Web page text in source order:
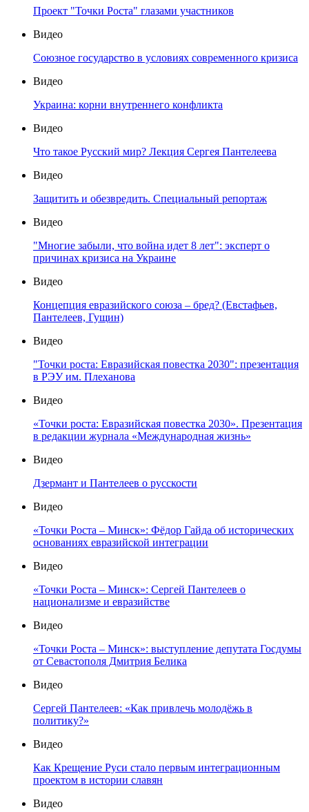
Проект "Точки Роста" глазами участников
Видео
Союзное государство в условиях современного кризиса
Видео
Украина: корни внутреннего конфликта
Видео
Что такое Русский мир? Лекция Сергея Пантелеева
Видео
Защитить и обезвредить. Специальный репортаж
Видео
"Многие забыли, что война идет 8 лет": эксперт о
причинах кризиса на Украине
Видео
Концепция евразийского союза – бред? (Евстафьев,
Пантелеев, Гущин)
Видео
"Точки роста: Евразийская повестка 2030": презентация
в РЭУ им. Плеханова
Видео
«Точки роста: Евразийская повестка 2030». Презентация
в редакции журнала «Международная жизнь»
Видео
Дзермант и Пантелеев о русскости
Видео
«Точки Роста – Минск»: Фёдор Гайда об исторических
основаниях евразийской интеграции
Видео
«Точки Роста – Минск»: Сергей Пантелеев о
национализме и евразийстве
Видео
«Точки Роста – Минск»: выступление депутата Госдумы
от Севастополя Дмитрия Белика
Видео
Сергей Пантелеев: «Как привлечь молодёжь в
политику?»
Видео
Как Крещение Руси стало первым интеграционным
проектом в истории славян
Видео